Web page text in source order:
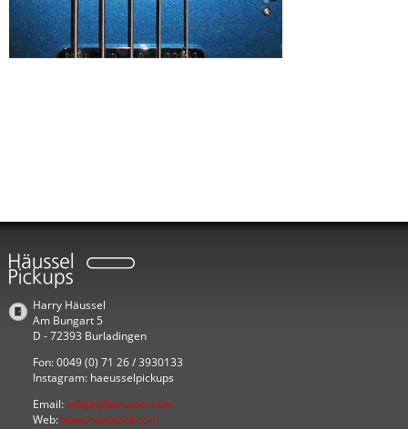
Harry Häussel
Am Bungart 5
D - 72393 Burladingen
Fon: 0049 (0) 71 26 / 3930133
Instagram: haeusselpickups
Email: info(at)haeussel.com
Web:www.haeussel.com